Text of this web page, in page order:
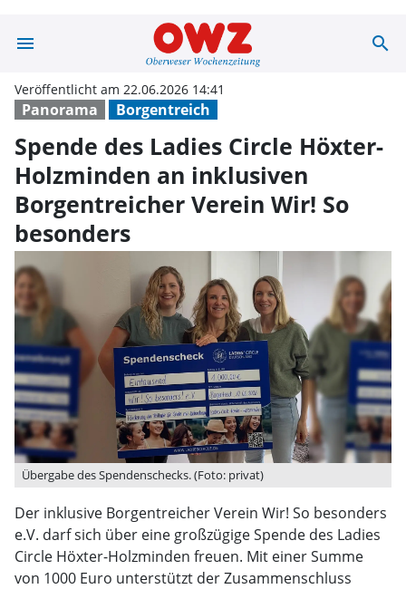
menu Spende des search
Panorama Borgentreich
Veröffentlicht am 22.06.2026 14:41
Spende des Ladies Circle Höxter-
Holzminden an inklusiven
Borgentreicher Verein Wir! So
besonders
Übergabe des Spendenschecks. (Foto: privat)
Der inklusive Borgentreicher Verein Wir! So besonders
e.V. darf sich über eine großzügige Spende des Ladies
Circle Höxter-Holzminden freuen. Mit einer Summe
von 1000 Euro unterstützt der Zusammenschluss